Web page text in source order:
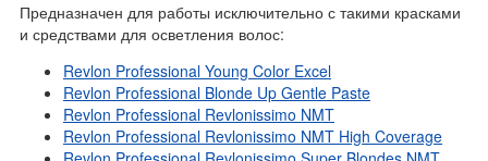
Предназначен для работы исключительно с такими красками
и средствами для осветления волос:
Revlon Professional Young Color Excel
Revlon Professional Blonde Up Gentle Paste
Revlon Professional Revlonissimo NMT
Revlon Professional Revlonissimo NMT High Coverage